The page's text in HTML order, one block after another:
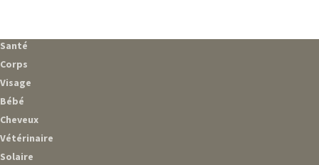
Santé
Corps
Visage
Bébé
Cheveux
Vétérinaire
Solaire